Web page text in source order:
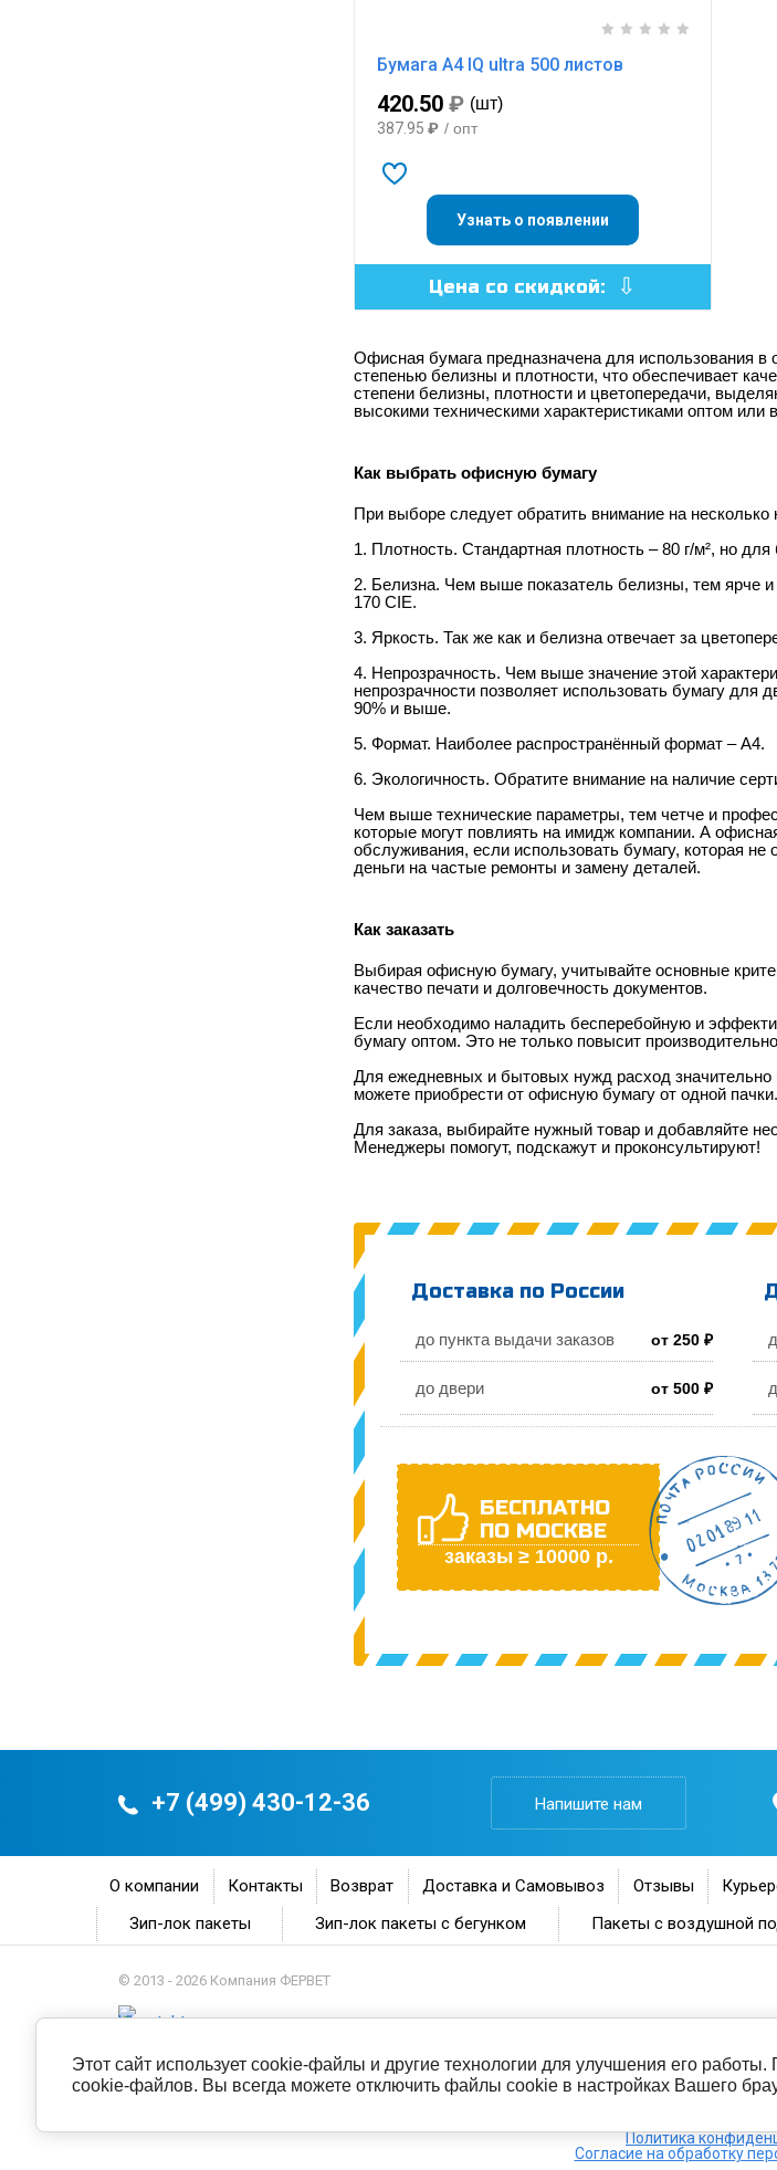
Бумага А4 IQ ultra 500 листов
420.50 ₽ (шт)
387.95 ₽ / опт
Узнать о появлении
Цена со скидкой:
Офисная бумага предназначена для использования
степенью белизны и плотности, что обеспечивает
степени белизны, плотности и цветопередачи,
высокими техническими характеристиками оптом или
Как выбрать офисную бумагу
При выборе следует обратить внимание на
1. Плотность. Стандартная плотность – 80 г/м², но
2. Белизна. Чем выше показатель белизны, тем ярче
170 CIE.
3. Яркость. Так же как и белизна отвечает за
4. Непрозрачность. Чем выше значение этой
непрозрачности позволяет использовать бумагу
90% и выше.
5. Формат. Наиболее распространённый формат – А4.
6. Экологичность. Обратите внимание на наличие
Чем выше технические параметры, тем четче и
которые могут повлиять на имидж компании. А
обслуживания, если использовать бумагу, которая
деньги на частые ремонты и замену деталей.
Как заказать
Выбирая офисную бумагу, учитывайте основные
качество печати и долговечность документов.
Если необходимо наладить бесперебойную и
бумагу оптом. Это не только повысит
Для ежедневных и бытовых нужд расход значительно
можете приобрести от офисную бумагу от одной пачки.
Для заказа, выбирайте нужный товар и добавляйте
Менеджеры помогут, подскажут и проконсультируют!
Доставка по России
до пункта выдачи заказов от 250 ₽
до двери от 500 ₽
БЕСПЛАТНО
ПО МОСКВЕ
заказы ≥ 10000 р.
+7 (499) 430-12-36 Напишите нам
О компании Контакты Возврат Доставка и Самовывоз Отзывы
Зип-лок пакеты
Зип-лок пакеты с бегунком Пакеты с воздушной
© 2013 - 2026 Компания ФЕРВЕТ
Политика
Согласие на обработку
Этот сайт использует cookie-файлы и другие технологии для улучшения его
cookie-файлов. Вы всегда можете отключить файлы cookie в настройках Вашего